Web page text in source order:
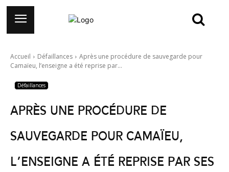
Accueil Défaillances
Après une procédure de sauvegarde pour
Camaïeu, l’enseigne a été reprise par...
Défaillances
Après une procédure de
sauvegarde pour Camaïeu,
l’enseigne a été reprise par ses